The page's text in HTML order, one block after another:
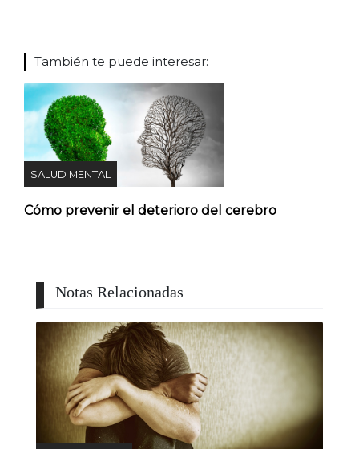
También te puede interesar:
SALUD MENTAL
Cómo prevenir el deterioro del cerebro
Notas Relacionadas